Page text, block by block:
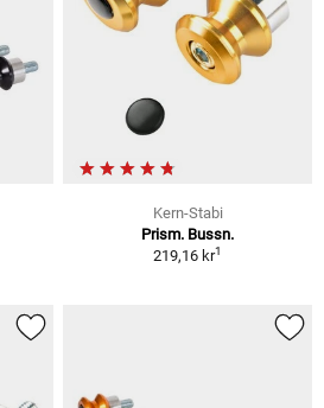
Kern-Stabi
Prism. Bussn.
219,16 kr1